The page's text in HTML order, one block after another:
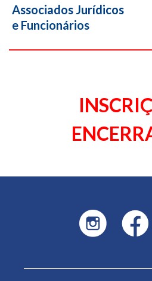
Associados Jurídicos
e Funcionários